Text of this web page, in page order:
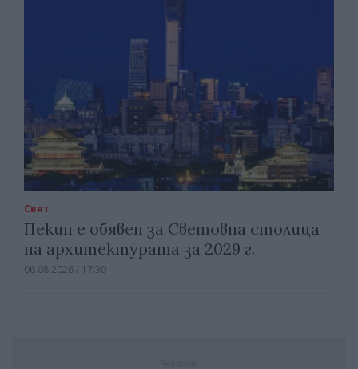
Свят
Пекин е обявен за Световна столица
на архитектурата за 2029 г.
06.08.2026 / 17:30